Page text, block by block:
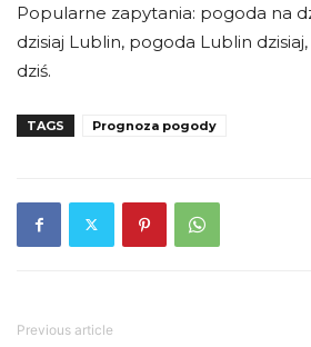
Popularne zapytania: pogoda na
dzisiaj Lublin, pogoda Lublin
dziś.
TAGS Prognoza pogody
Previous article